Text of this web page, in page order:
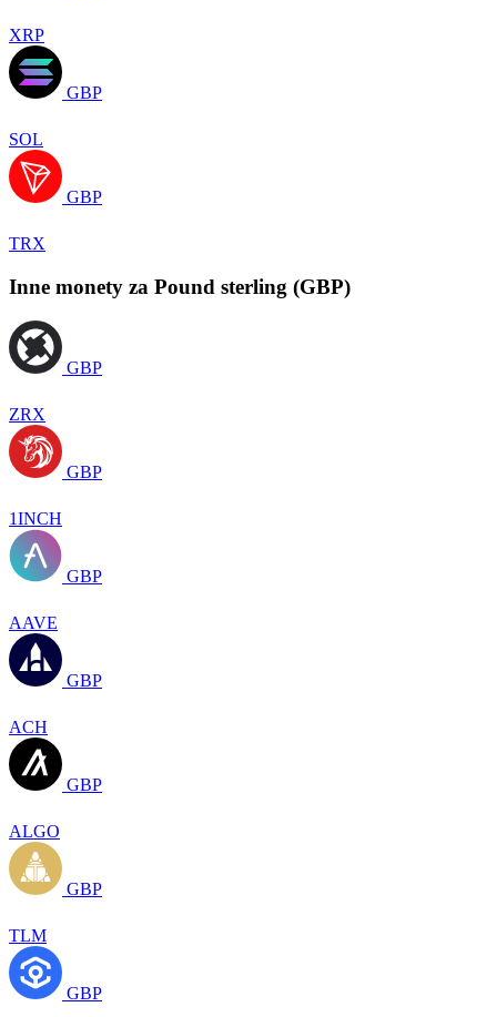
XRP
GBP
SOL
GBP
TRX
Inne monety za Pound sterling (GBP)
GBP
ZRX
GBP
1INCH
GBP
AAVE
GBP
ACH
GBP
ALGO
GBP
TLM
GBP